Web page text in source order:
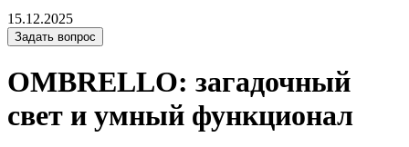
15.12.2025
Задать вопрос
OMBRELLO: загадочный
свет и умный функционал